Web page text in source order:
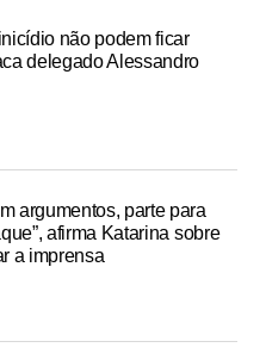
não podem ficar
delegado Alessandro
argumentos, parte para
afirma Katarina sobre
a imprensa